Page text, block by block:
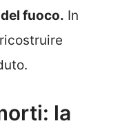
fuoco. In
la